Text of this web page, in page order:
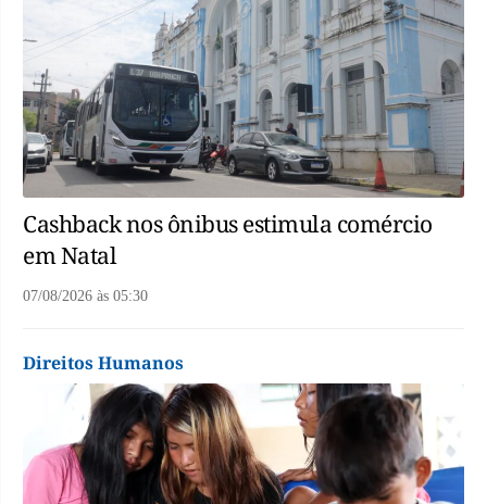
Cashback nos ônibus estimula comércio
em Natal
07/08/2026 às 05:30
Direitos Humanos